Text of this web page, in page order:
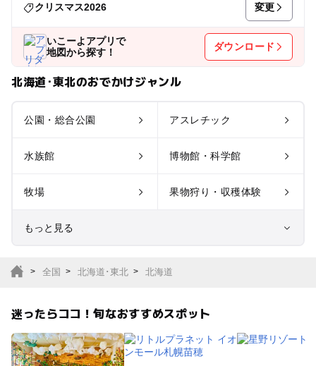
クリスマス2026 変更
いこーよアプリで
地図から探す！
ダウンロード
北海道･東北のおでかけジャンル
公園・総合公園 アスレチック
水族館 博物館・科学館
牧場 果物狩り・収穫体験
もっと見る
サファリパーク
植物園・フラワーパー
ク
全国 北海道･東北 北海道
迷ったらココ！旬なおすすめスポット